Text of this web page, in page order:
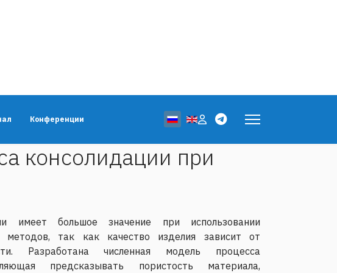
Конференции Выберите язык
консолидации при
имеет большое значение при использовании
методов, так как качество изделия зависит от
Разработана ​​численная модель процесса
предсказывать пористость материала,